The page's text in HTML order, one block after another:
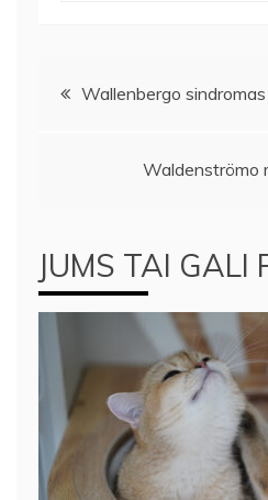
Navigacija
Wallenbergo sindromas
Waldenströmo
JUMS TAI GALI